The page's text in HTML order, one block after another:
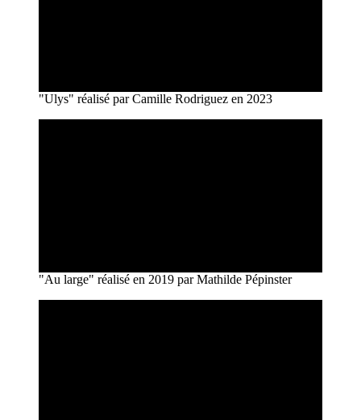
"Ulys" réalisé par Camille Rodriguez en 2023
"Au large" réalisé en 2019 par Mathilde Pépinster